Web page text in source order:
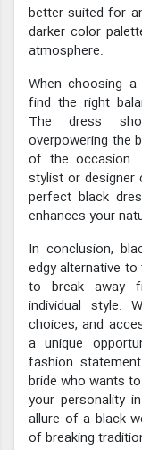
better suited for
darker color
atmosphere.
When choosing
find the right
The dress
overpowering the
of the occasion.
stylist or designer
perfect black
enhances your
In conclusion,
edgy alternative
to break away
individual style.
choices, and
a unique
fashion
bride who wants
your personality
allure of a black
of breaking